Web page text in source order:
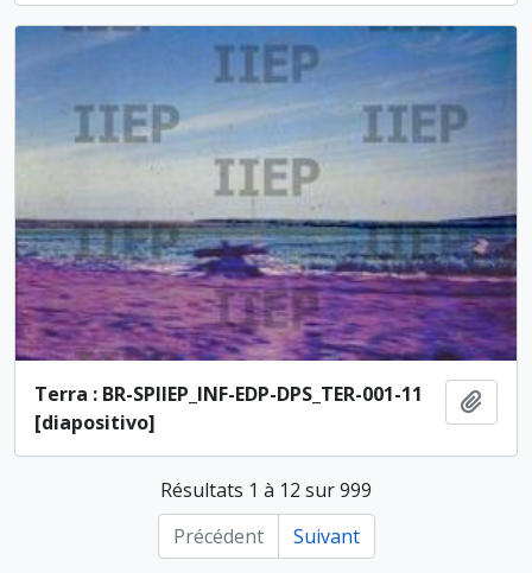
Terra : BR-SPIIEP_INF-EDP-DPS_TER-001-11
[diapositivo]
Résultats 1 à 12 sur 999
Précédent
Suivant